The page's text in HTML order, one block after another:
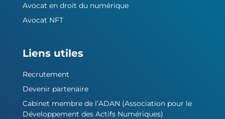
Avocat en droit du numérique
Avocat NFT
Liens utiles
Recrutement
Devenir partenaire
Cabinet membre de l’ADAN (Association pour le
Développement des Actifs Numériques)